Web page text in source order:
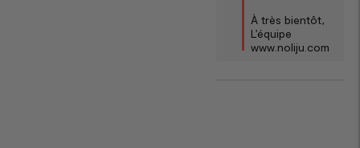
À très bientôt,
L’équipe
www.noliju.com